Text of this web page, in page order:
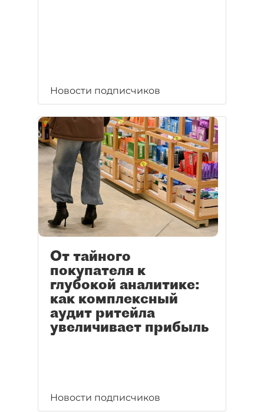
Новости подписчиков
От тайного
покупателя к
глубокой аналитике:
как комплексный
аудит ритейла
увеличивает прибыль
Новости подписчиков